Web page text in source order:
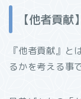
【他者貢献】
『他者貢献』と
るかを考える事